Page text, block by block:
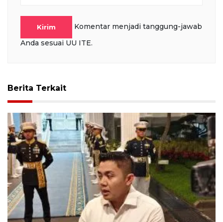
Kirim
Komentar menjadi tanggung-jawab
Anda sesuai UU ITE.
Berita Terkait